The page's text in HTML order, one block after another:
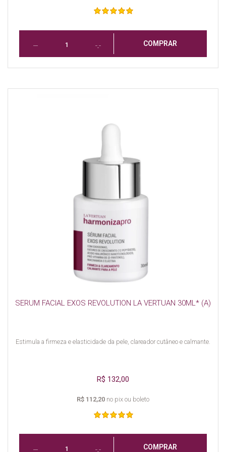
COMPRAR
SERUM FACIAL EXOS REVOLUTION LA VERTUAN 30ML* (A)
Estimula a firmeza e elasticidade da pele, clareador cutâneo e calmante.
R$ 132,00
R$ 112,20 no pix ou boleto
COMPRAR